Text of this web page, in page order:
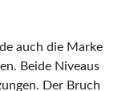
auch die Marke
Beide Niveaus
Der Bruch